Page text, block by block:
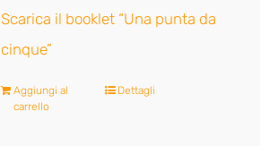
Scarica il booklet “Una punta da
cinque”
Aggiungi al
carrello
Dettagli